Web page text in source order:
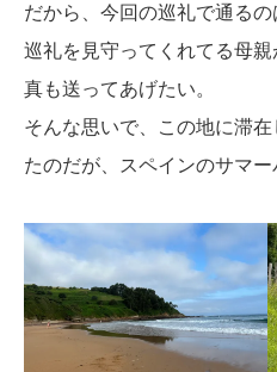
だから、今回の巡礼で通るの
巡礼を見守ってくれてる母
真も送ってあげたい。
そんな思いで、この地に滞
たのだが、スペインのサマー